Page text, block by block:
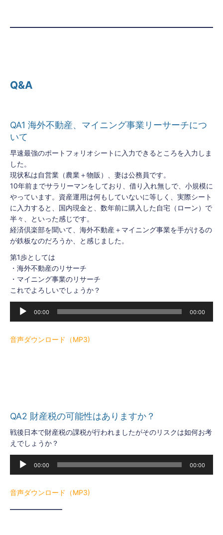
Q&A
QA1 海外不動産、マイニング事業リーサーチにつ
いて
早速最強のポートフォリオシートに入力できるところを入力しま
した。
現状私は自営業（農業＋物販）、妻は公務員です。
10年前までサラリーマンをしており、借り入れ無しで、小規模に
やっています。資産運用は何もしていないに等しく、実際シート
に入力すると、国内現金と、数年前に購入した自宅（ローン）で
半々、といった感じです。
経済倶楽部を聞いて、海外不動産＋マイニング事業を手がけるの
が鉄板なのだろうか、と感じました。
第1歩としては
・海外不動産のリサーチ
・マイニング事業のリサーチ
これでよろしいでしょうか？
レ
00:00 00:00
音声ダウンロード（MP3)
QA2 財産税の可能性はありますか？
戦後日本で財産税の課税が行われましたがそのリスクは如何お考
えでしょうか？
レ
00:00 00:00
音声ダウンロード（MP3)
———————–